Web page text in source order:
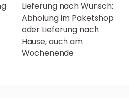
Lieferung nach Wunsch:
Abholung im Paketshop
oder Lieferung nach
Hause, auch am
Wochenende